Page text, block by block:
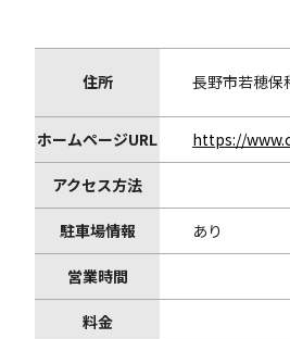
住所 長野市若穂保
ホームページURL https://
アクセス方法
駐車場情報 あり
営業時間
料金